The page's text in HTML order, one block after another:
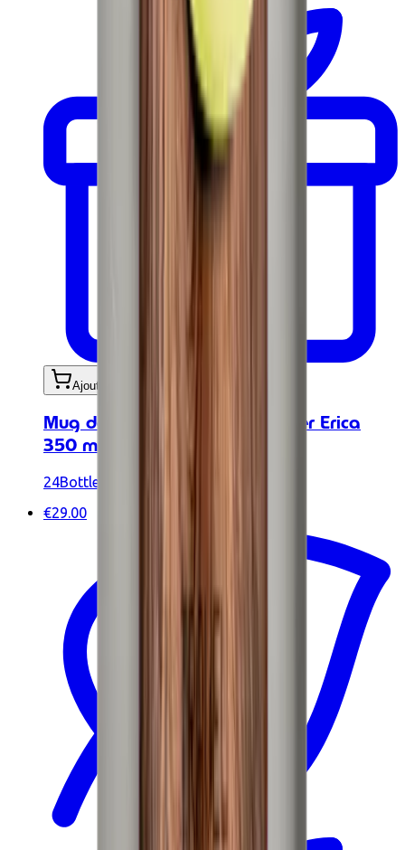
Ajouter au panier
Mug de voyage - Travel Tumbler Erica
350 ml
24Bottles
€29.00